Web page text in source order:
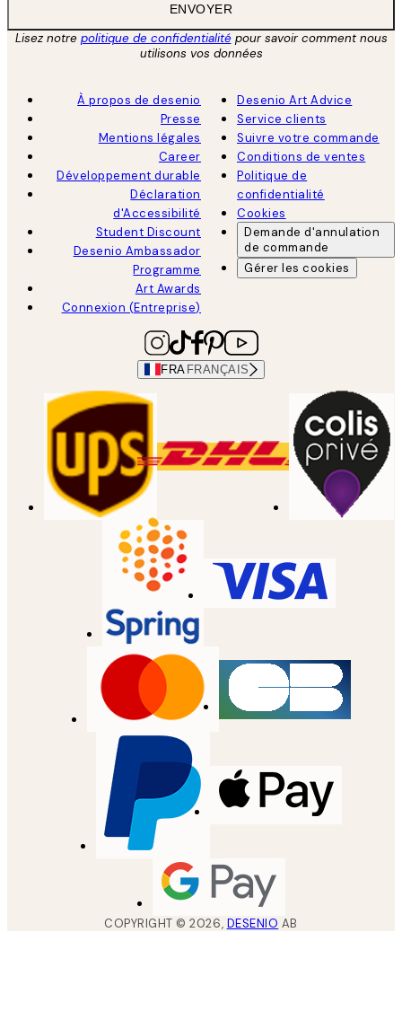
ENVOYER
Lisez notre politique de confidentialitépour savoir comment nous
utilisons vos données
À propos de desenio
Presse
Mentions légales
Career
Développement durable
Déclaration
d'Accessibilité
Student Discount
Desenio Ambassador
Programme
Art Awards
Connexion (Entreprise)
Desenio Art Advice
Service clients
Suivre votre commande
Conditions de ventes
Politique de
confidentialité
Cookies
Demande d'annulation
de commande
Gérer les cookies
FRA FRANÇAIS
COPYRIGHT ©2026, DESENIO AB